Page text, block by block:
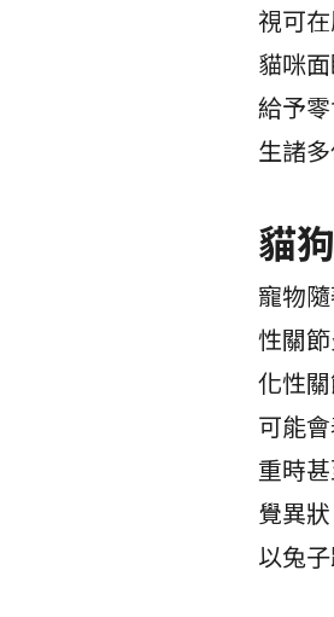
視可
貓咪
給予
生諸
貓
寵物
性關
化性
可能
重時
覺異
以兔